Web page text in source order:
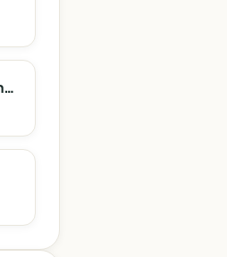
Association A Vocations Multiples L'andrezelienne